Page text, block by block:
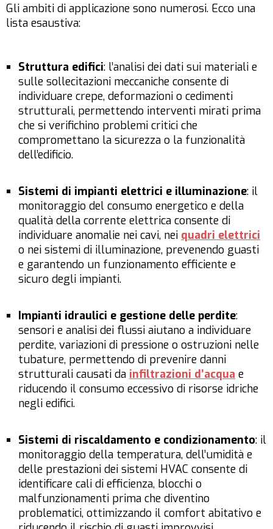
Gli ambiti di applicazione sono numerosi. Ecco una
lista esaustiva:
Struttura edifici: l’analisi dei dati sui materiali e
sulle sollecitazioni meccaniche consente di
individuare crepe, deformazioni o cedimenti
strutturali, permettendo interventi mirati prima
che si verifichino problemi critici che
compromettano la sicurezza o la funzionalità
dell’edificio.
Sistemi di impianti elettrici e illuminazione: il
monitoraggio del consumo energetico e della
qualità della corrente elettrica consente di
individuare anomalie nei cavi, nei quadri elettrici
o nei sistemi di illuminazione, prevenendo guasti
e garantendo un funzionamento efficiente e
sicuro degli impianti.
Impianti idraulici e gestione delle perdite:
sensori e analisi dei flussi aiutano a individuare
perdite, variazioni di pressione o ostruzioni nelle
tubature, permettendo di prevenire danni
strutturali causati da infiltrazioni d’acqua e
riducendo il consumo eccessivo di risorse idriche
negli edifici.
Sistemi di riscaldamento e condizionamento: il
monitoraggio della temperatura, dell’umidità e
delle prestazioni dei sistemi HVAC consente di
identificare cali di efficienza, blocchi o
malfunzionamenti prima che diventino
problematici, ottimizzando il comfort abitativo e